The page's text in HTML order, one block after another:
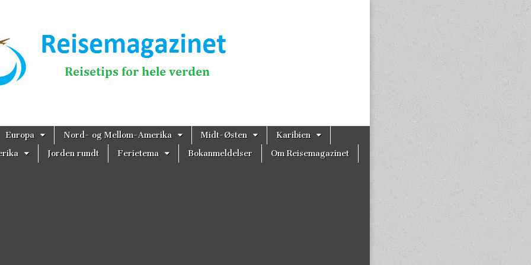
Europa Nord- og Mellom-Amerika Midt-Østen
Karibien
Jorden rundt Ferietema Bokanmeldelser Om Reisemagazinet